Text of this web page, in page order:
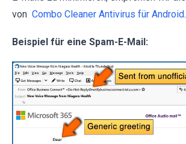
von Combo Cleaner Antivirus für Android.
Beispiel für eine Spam-E-Mail: